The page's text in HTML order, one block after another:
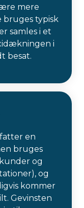
mere
bruges typisk
samles i et
i
besat.
en
bruges
og
og
kommer
Gevinsten